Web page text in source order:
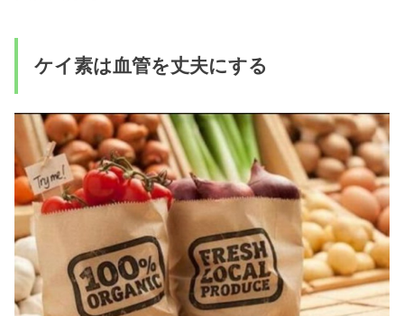
ケイ素は血管を丈夫にする